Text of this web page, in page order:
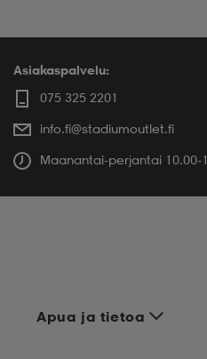
Asiakaspalvelu:
075 325 2201
info.fi@stadiumoutlet.fi
Maanantai-perjantai 10.00-
Apua ja tietoa